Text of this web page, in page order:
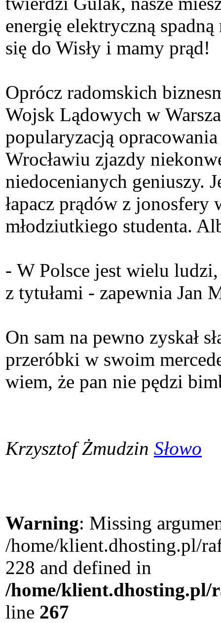
energię elektryczną
się do Wisły i mamy prąd!
Oprócz radomskich
Wojsk Lądowych w
popularyzacją
Wrocławiu zjazdy
niedocenianych geniuszy.
łapacz prądów z
młodziutkiego studenta.
- W Polsce jest wielu
z tytułami - zapewnia Jan
On sam na pewno zyskał
przeróbki w swoim
wiem, że pan nie pędzi
Krzysztof Żmudzin Słowo
Warning: Missing
/home/klient.dhosting.pl/
228 and defined in
/home/klient.dhosting.pl/
line 267